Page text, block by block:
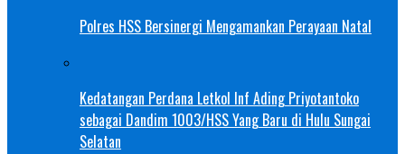
Polres HSS Bersinergi Mengamankan Perayaan Natal
Kedatangan Perdana Letkol Inf Ading Priyotantoko
sebagai Dandim 1003/HSS Yang Baru di Hulu Sungai
Selatan